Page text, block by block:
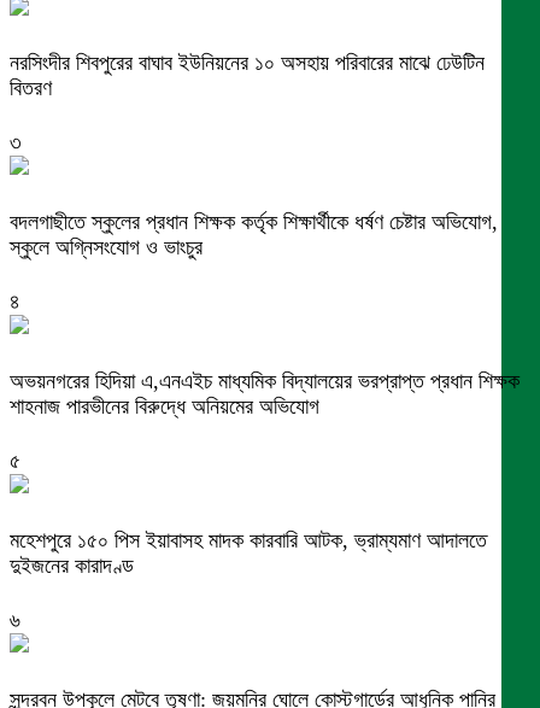
নরসিংদীর শিবপুরের বাঘাব ইউনিয়নের ১০ অসহায় পরিবারের মাঝে ঢেউটিন
বিতরণ
৩
বদলগাছীতে স্কুলের প্রধান শিক্ষক কর্তৃক শিক্ষার্থীকে ধর্ষণ চেষ্টার অভিযোগ,
স্কুলে অগ্নিসংযোগ ও ভাংচুর
৪
অভয়নগরের হিদিয়া এ,এনএইচ মাধ্যমিক বিদ্যালয়ের ভরপ্রাপ্ত প্রধান শিক্ষক
শাহনাজ পারভীনের বিরুদ্ধে অনিয়মের অভিযোগ
৫
মহেশপুরে ১৫০ পিস ইয়াবাসহ মাদক কারবারি আটক, ভ্রাম্যমাণ আদালতে
দুইজনের কারাদণ্ড
৬
সুন্দরবন উপকূলে মেটবে তৃষ্ণা: জয়মনির ঘোলে কোস্টগার্ডের আধুনিক পানির